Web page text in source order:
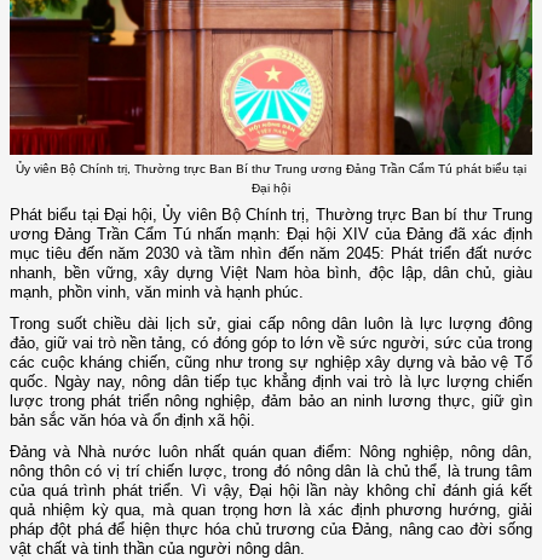
Ủy viên Bộ Chính trị, Thường trực Ban Bí thư Trung ương Đảng Trần Cẩm Tú phát biểu tại
Đại hội
Phát biểu tại Đại hội, Ủy viên Bộ Chính trị, Thường trực Ban bí thư Trung
ương Đảng Trần Cẩm Tú nhấn mạnh: Đại hội XIV của Đảng đã xác định
mục tiêu đến năm 2030 và tầm nhìn đến năm 2045: Phát triển đất nước
nhanh, bền vững, xây dựng Việt Nam hòa bình, độc lập, dân chủ, giàu
mạnh, phồn vinh, văn minh và hạnh phúc.
Trong suốt chiều dài lịch sử, giai cấp nông dân luôn là lực lượng đông
đảo, giữ vai trò nền tảng, có đóng góp to lớn về sức người, sức của trong
các cuộc kháng chiến, cũng như trong sự nghiệp xây dựng và bảo vệ Tổ
quốc. Ngày nay, nông dân tiếp tục khẳng định vai trò là lực lượng chiến
lược trong phát triển nông nghiệp, đảm bảo an ninh lương thực, giữ gìn
bản sắc văn hóa và ổn định xã hội.
Đảng và Nhà nước luôn nhất quán quan điểm: Nông nghiệp, nông dân,
nông thôn có vị trí chiến lược, trong đó nông dân là chủ thể, là trung tâm
của quá trình phát triển. Vì vậy, Đại hội lần này không chỉ đánh giá kết
quả nhiệm kỳ qua, mà quan trọng hơn là xác định phương hướng, giải
pháp đột phá để hiện thực hóa chủ trương của Đảng, nâng cao đời sống
vật chất và tinh thần của người nông dân.